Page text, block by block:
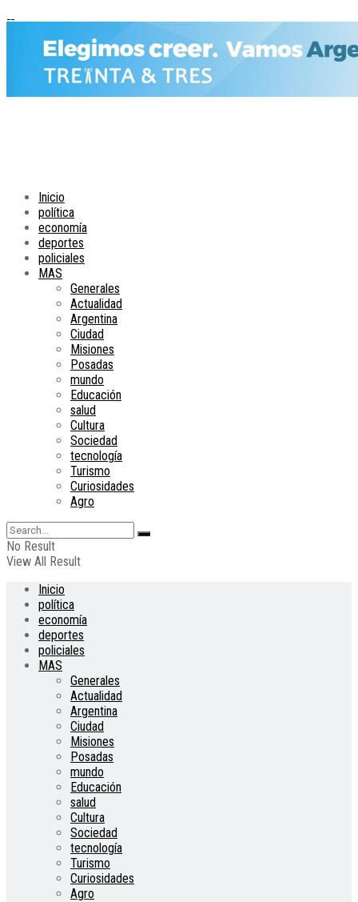
Inicio
política
economía
deportes
policiales
MAS
Generales
Actualidad
Argentina
Ciudad
Misiones
Posadas
mundo
Educación
salud
Cultura
Sociedad
tecnología
Turismo
Curiosidades
Agro
No Result
View All Result
Inicio
política
economía
deportes
policiales
MAS
Generales
Actualidad
Argentina
Ciudad
Misiones
Posadas
mundo
Educación
salud
Cultura
Sociedad
tecnología
Turismo
Curiosidades
Agro